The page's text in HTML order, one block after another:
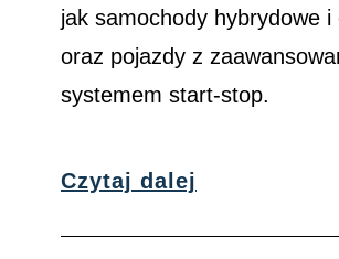
jak samochody hybrydowe i
oraz pojazdy z
systemem start-stop.
Czytaj dalej